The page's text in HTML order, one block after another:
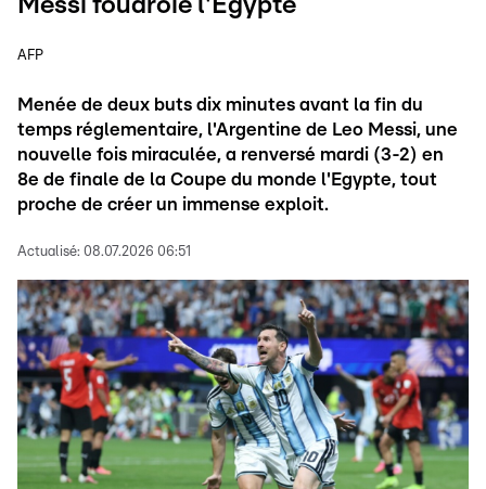
Messi foudroie l'Egypte
AFP
Menée de deux buts dix minutes avant la fin du
temps réglementaire, l'Argentine de Leo Messi, une
nouvelle fois miraculée, a renversé mardi (3-2) en
8e de finale de la Coupe du monde l'Egypte, tout
proche de créer un immense exploit.
Actualisé: 08.07.2026 06:51